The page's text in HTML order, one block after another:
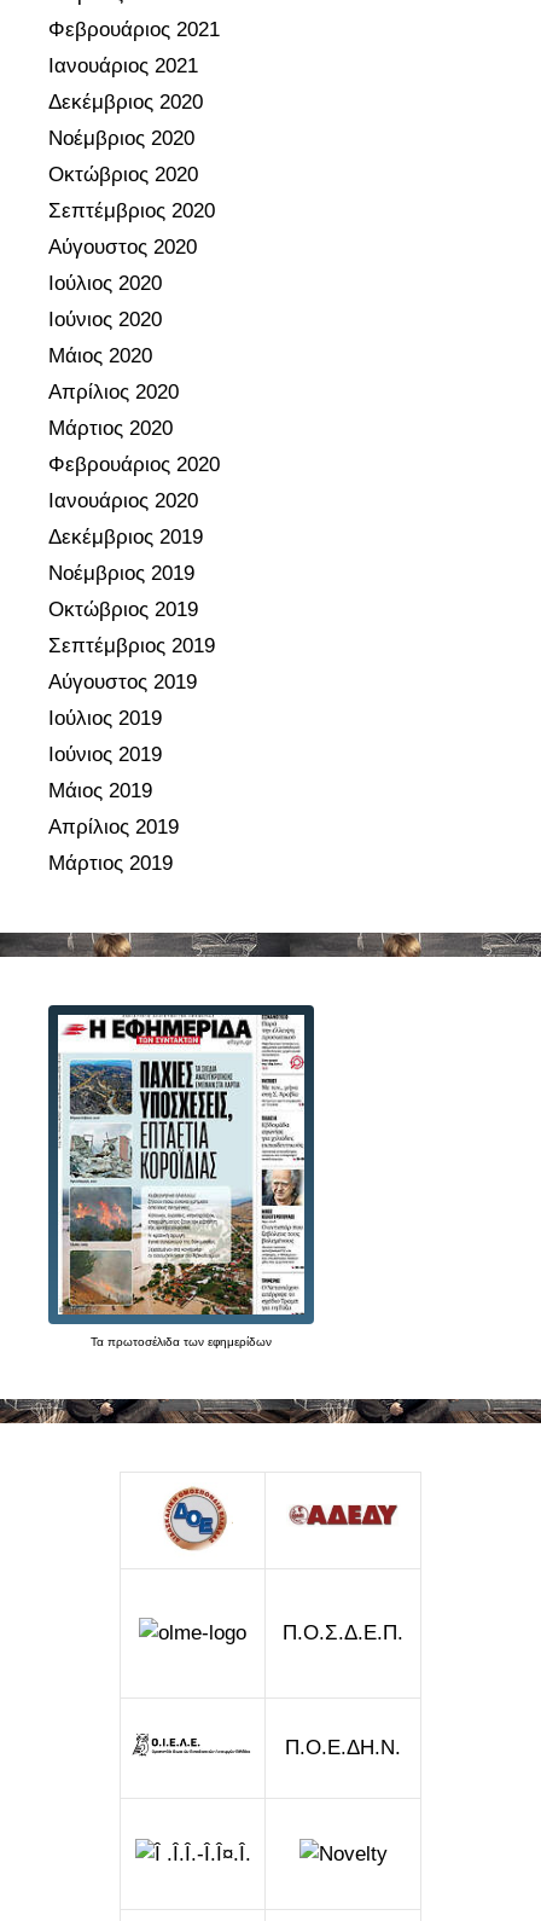
Φεβρουάριος 2021
Ιανουάριος 2021
Δεκέμβριος 2020
Νοέμβριος 2020
Οκτώβριος 2020
Σεπτέμβριος 2020
Αύγουστος 2020
Ιούλιος 2020
Ιούνιος 2020
Μάιος 2020
Απρίλιος 2020
Μάρτιος 2020
Φεβρουάριος 2020
Ιανουάριος 2020
Δεκέμβριος 2019
Νοέμβριος 2019
Οκτώβριος 2019
Σεπτέμβριος 2019
Αύγουστος 2019
Ιούλιος 2019
Ιούνιος 2019
Μάιος 2019
Απρίλιος 2019
Μάρτιος 2019
Τα πρωτοσέλιδα των εφημερίδων
Π.Ο.Σ.Δ.Ε.Π.
Π.Ο.Ε.ΔΗ.Ν.